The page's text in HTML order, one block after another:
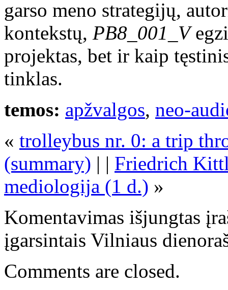
garso meno strategijų,
kontekstų, PB8_001_V
projektas, bet ir kaip
tinklas.
temos: apžvalgos, neo-
« trolleybus nr. 0: a trip
(summary) | | Friedrich
mediologija (1 d.) »
Komentavimas išjungtas
įgarsintais Vilniaus
Comments are closed.